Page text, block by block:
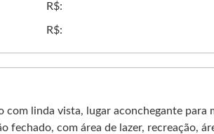
R$:
R$:
com linda vista, lugar aconchegante para
fechado, com área de lazer, recreação,